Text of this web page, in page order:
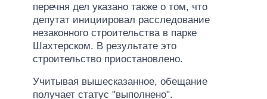
перечня дел указано также о том, что
депутат инициировал расследование
незаконного строительства в парке
Шахтерском. В результате это
строительство приостановлено.
Учитывая вышесказанное, обещание
получает статус "выполнено".